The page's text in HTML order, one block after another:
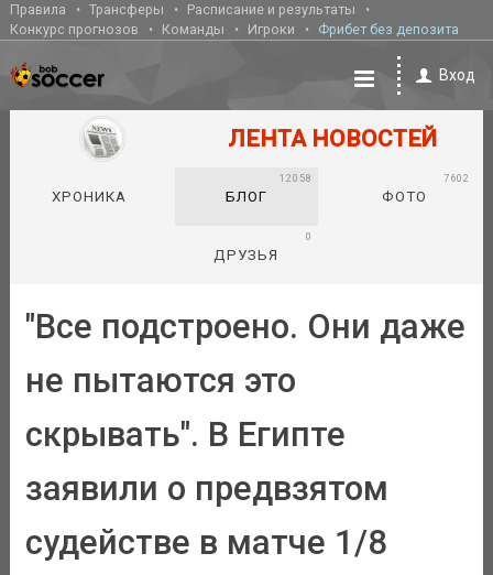
Правила Трансферы
Расписание и результаты
Конкурс прогнозов
Команды Игроки Фрибет без депозита
Вход
ЛЕНТА НОВОСТЕЙ
ХРОНИКА БЛОГ
12058
ФОТО
7602
ДРУЗЬЯ
0
"Все подстроено. Они даже
не пытаются это
скрывать". В Египте
заявили о предвзятом
судействе в матче 1/8